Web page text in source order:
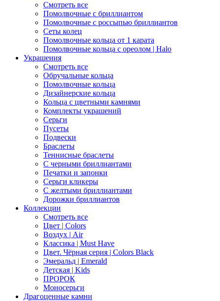
Смотреть все
Помолвочные с бриллиантом
Помолвочные с россыпью бриллиантов
Сеты колец
Помолвочные кольца от 1 карата
Помолвочные кольца с ореолом | Halo
Украшения
Смотреть все
Обручальные кольца
Помолвочные кольца
Дизайнерские кольца
Кольца с цветными камнями
Комплекты украшений
Серьги
Пусеты
Подвески
Браслеты
Теннисные браслеты
C черными бриллиантами
Печатки и запонки
Серьги кликеры
С желтыми бриллиантами
Дорожки бриллиантов
Коллекции
Смотреть все
Цвет | Colors
Воздух | Air
Классика | Must Have
Цвет. Чёрная серия | Colors Black
Эмеральд | Emerald
Детская | Kids
ПРОРОК
Моносерьги
Драгоценные камни